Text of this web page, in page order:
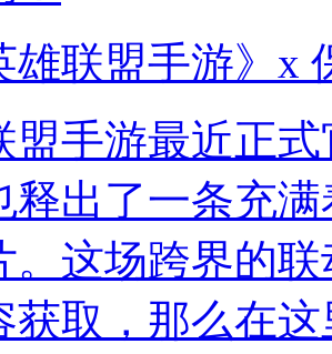
雄联盟手游》x
盟手游最近正
释出了一条充
。这场跨界的
获取，那么在